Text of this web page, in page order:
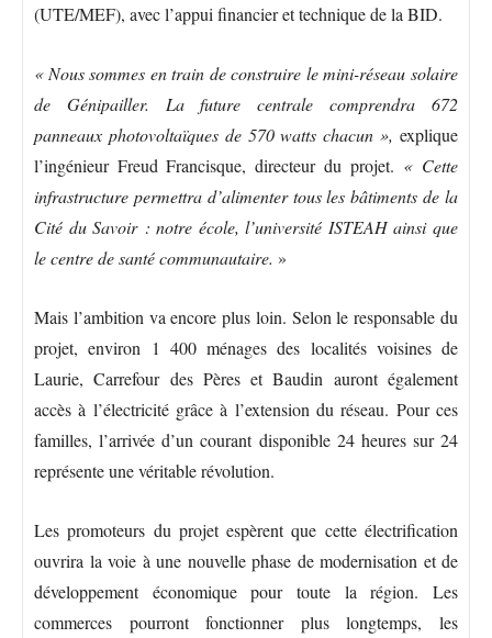
(UTE/MEF), avec l’appui financier et technique de la BID.
« Nous sommes en train de construire le mini-réseau solaire
de Génipailler. La future centrale comprendra 672
panneaux photovoltaïques de 570 watts chacun », explique
l’ingénieur Freud Francisque, directeur du projet. « Cette
infrastructure permettra d’alimenter tous les bâtiments de la
Cité du Savoir : notre école, l’université ISTEAH ainsi que
le centre de santé communautaire. »
Mais l’ambition va encore plus loin. Selon le responsable du
projet, environ 1 400 ménages des localités voisines de
Laurie, Carrefour des Pères et Baudin auront également
accès à l’électricité grâce à l’extension du réseau. Pour ces
familles, l’arrivée d’un courant disponible 24 heures sur 24
représente une véritable révolution.
Les promoteurs du projet espèrent que cette électrification
ouvrira la voie à une nouvelle phase de modernisation et de
développement économique pour toute la région. Les
commerces pourront fonctionner plus longtemps, les